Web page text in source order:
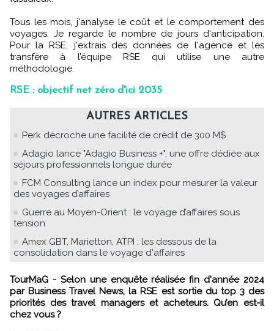
Tous les mois, j'analyse le coût et le comportement des
voyages. Je regarde le nombre de jours d'anticipation.
Pour la RSE, j'extrais des données de l'agence et les
transfère à l’équipe RSE qui utilise une autre
méthodologie.
RSE : objectif net zéro d'ici 2035
AUTRES ARTICLES
Perk décroche une facilité de crédit de 300 M$
Adagio lance "Adagio Business +", une offre dédiée aux
séjours professionnels longue durée
FCM Consulting lance un index pour mesurer la valeur
des voyages d’affaires
Guerre au Moyen-Orient : le voyage d’affaires sous
tension
Amex GBT, Marietton, ATPI : les dessous de la
consolidation dans le voyage d'affaires
TourMaG - Selon une enquête réalisée fin d'année 2024
par Business Travel News, la RSE est sortie du top 3 des
priorités des travel managers et acheteurs. Qu’en est-il
chez vous ?